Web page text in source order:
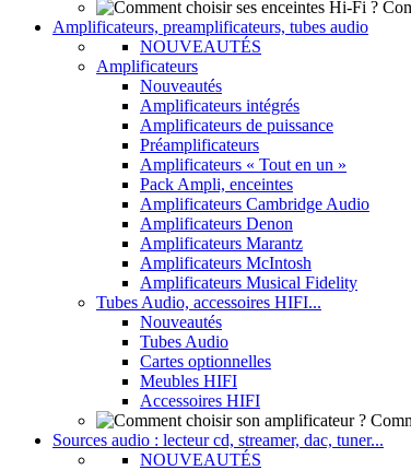
Amplificateurs, preamplificateurs, tubes audio
NOUVEAUTÉS
Amplificateurs
Nouveautés
Amplificateurs intégrés
Amplificateurs de puissance
Préamplificateurs
Amplificateurs « Tout en un »
Pack Ampli, enceintes
Amplificateurs Cambridge Audio
Amplificateurs Denon
Amplificateurs Marantz
Amplificateurs McIntosh
Amplificateurs Musical Fidelity
Tubes Audio, accessoires HIFI...
Nouveautés
Tubes Audio
Cartes optionnelles
Meubles HIFI
Accessoires HIFI
Sources audio : lecteur cd, streamer, dac, tuner...
NOUVEAUTÉS